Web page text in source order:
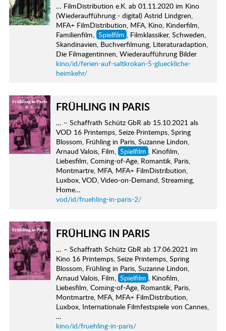
… FilmDistribution e.K. ab 01.11.2020 im Kino
(Wiederaufführung - digital) Astrid Lindgren,
MFA+ FilmDistribution, MFA, Kino, Kinderfilm,
Familienfilm, Spielfilm , Filmklassiker, Schweden,
Skandinavien, Buchverfilmung, Literaturadaption,
Die Filmagentinnen, Wiederaufführung Bilder
kino/id/ferien-auf-saltkrokan-5-glueckliche-
heimkehr/
FRÜHLING IN PARIS
… – Schaffrath Schütz GbR ab 15.10.2021 als
VOD 16 Printemps, Seize Printemps, Spring
Blossom, Frühling in Paris, Suzanne Lindon,
Arnaud Valois, Film, Spielfilm , Kinofilm,
Liebesfilm, Coming-of-Age, Romantik, Paris,
Montmartre, MFA, MFA+ FilmDistribution,
Luxbox, VOD, Video-on-Demand, Streaming,
Home…
vod/id/fruehling-in-paris-2/
FRÜHLING IN PARIS
… – Schaffrath Schütz GbR ab 17.06.2021 im
Kino 16 Printemps, Seize Printemps, Spring
Blossom, Frühling in Paris, Suzanne Lindon,
Arnaud Valois, Film,
Spielfilm , Kinofilm,
Liebesfilm, Coming-of-Age, Romantik, Paris,
Montmartre, MFA, MFA+ FilmDistribution,
Luxbox, Internationale Filmfestspiele von Cannes,
…
kino/id/fruehling-in-paris/